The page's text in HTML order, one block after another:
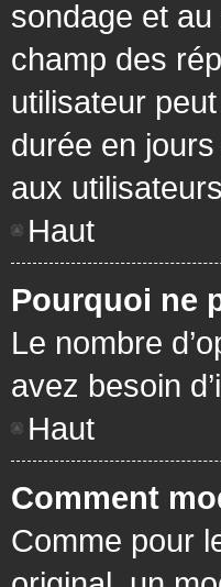
sondage et
champ des
utilisateur
durée en
aux
Haut
Pourquoi ne
Le nombre
avez besoin
Haut
Comment
Comme pour